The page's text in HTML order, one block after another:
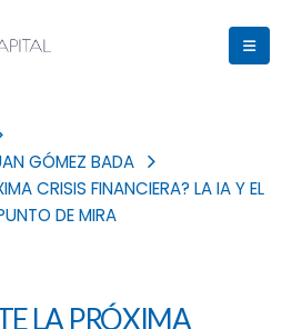
GÓMEZ BADA
CRISIS FINANCIERA? LA IA Y EL
DE MIRA
LA PRÓXIMA